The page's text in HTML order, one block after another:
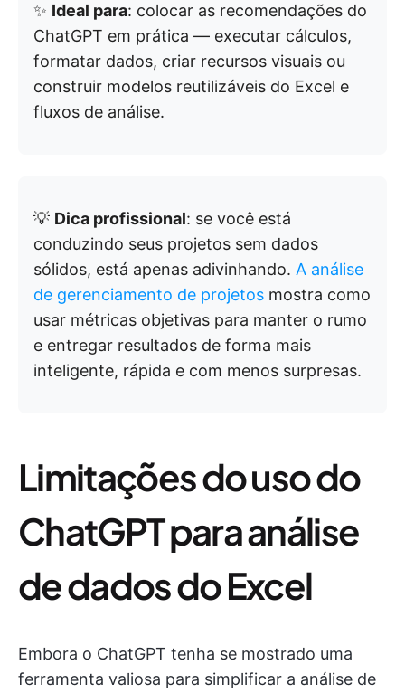
✨ Ideal para: colocar as recomendações do
ChatGPT em prática — executar cálculos,
formatar dados, criar recursos visuais ou
construir modelos reutilizáveis do Excel e
fluxos de análise.
💡 Dica profissional: se você está
conduzindo seus projetos sem dados
sólidos, está apenas adivinhando. A análise
de gerenciamento de projetos mostra como
usar métricas objetivas para manter o rumo
e entregar resultados de forma mais
inteligente, rápida e com menos surpresas.
Limitações do uso do
ChatGPT para análise
de dados do Excel
Embora o ChatGPT tenha se mostrado uma
ferramenta valiosa para simplificar a análise de